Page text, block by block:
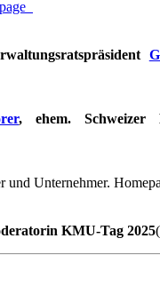
, ehem. Schweizer
und Unternehmer.
KMU-Tag 2025